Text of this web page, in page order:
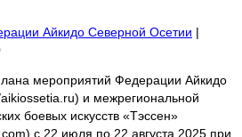
Айкидо Северной Осетии |
мероприятий Федерации Айкидо
и межрегиональной
боевых искусств «Тэссен»
с 22 июля по 22 августа 2025 при